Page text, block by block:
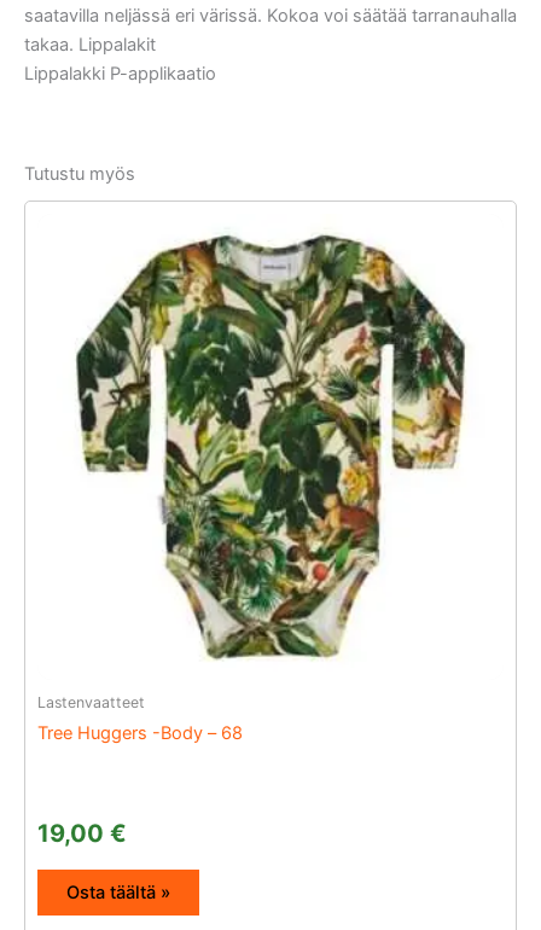
saatavilla neljässä eri värissä. Kokoa voi säätää tarranauhalla
takaa. Lippalakit
Lippalakki P-applikaatio
Tutustu myös
Lastenvaatteet
Tree Huggers -Body – 68
19,00 €
Osta täältä »